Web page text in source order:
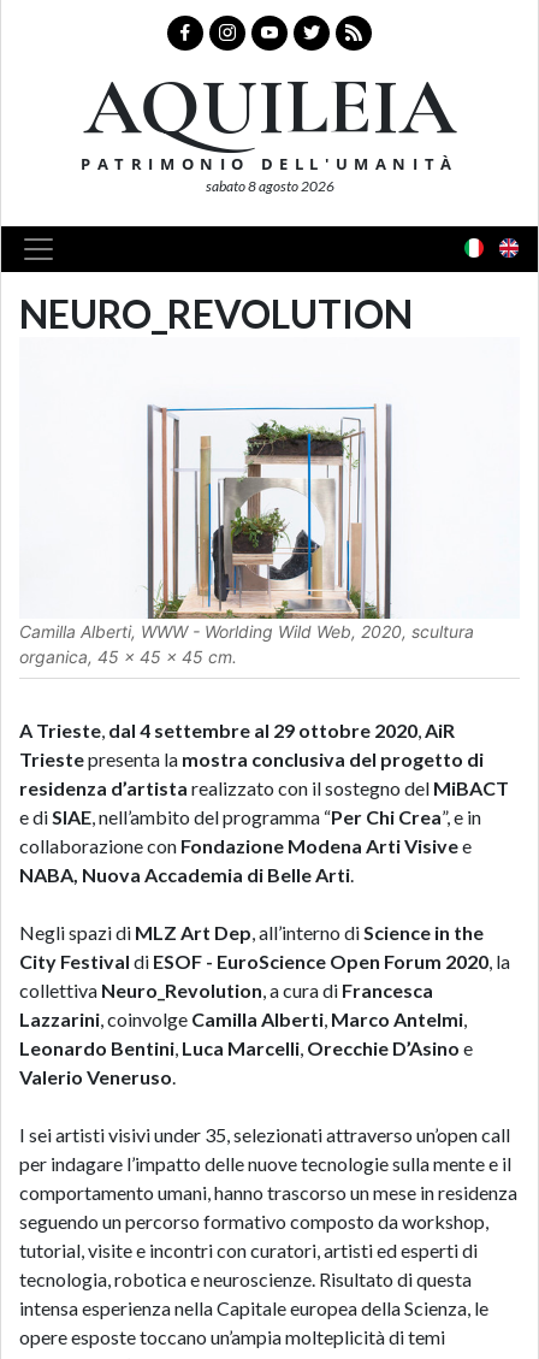
AQUILEIA
PATRIMONIO DELL'UMANITÀ
sabato 8 agosto 2026
NEURO_REVOLUTION
Camilla Alberti, WWW - Worlding Wild Web, 2020, scultura
organica, 45 x 45 x 45 cm.
A Trieste, dal 4 settembre al 29 ottobre 2020,AiR
Triestepresenta la mostra conclusiva del progetto di
residenza d’artista realizzato con il sostegno del MiBACT
e diSIAE, nell’ambito del programma “Per Chi Crea”, e in
collaborazione con Fondazione Modena Arti Visivee
NABA, Nuova Accademia di Belle Arti.
Negli spazi di MLZ Art Dep, all’interno diScience in the
City Festival di ESOF - EuroScience Open Forum 2020, la
collettiva Neuro_Revolution, a cura di Francesca
Lazzarini, coinvolge Camilla Alberti, Marco Antelmi,
Leonardo Bentini, Luca Marcelli, Orecchie D’Asino e
Valerio Veneruso.
I sei artisti visivi under 35, selezionati attraverso un’open call
per indagare l’impatto delle nuove tecnologie sulla mente e il
comportamento umani, hanno trascorso un mese in residenza
seguendo un percorso formativo composto da workshop,
tutorial, visite e incontri con curatori, artisti ed esperti di
tecnologia, robotica e neuroscienze. Risultato di questa
intensa esperienza nella Capitale europea della Scienza, le
opere esposte toccano un’ampia molteplicità di temi